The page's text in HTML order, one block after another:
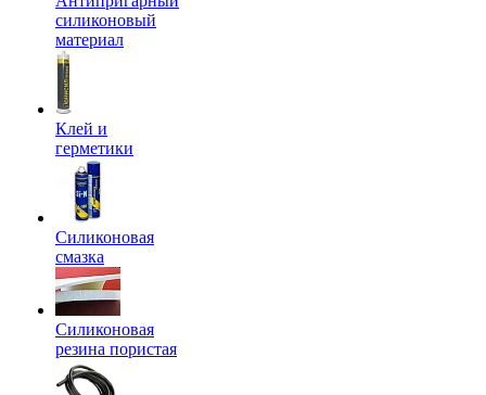
силиконовый
материал
Клей и
герметики
Силиконовая
смазка
Силиконовая
резина пористая